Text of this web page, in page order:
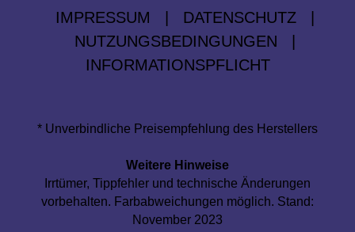
IMPRESSUM DATENSCHUTZ
NUTZUNGSBEDINGUNGEN
INFORMATIONSPFLICHT
* Unverbindliche Preisempfehlung des Herstellers
Weitere Hinweise
Irrtümer, Tippfehler und technische Änderungen
vorbehalten. Farbabweichungen möglich. Stand:
November 2023